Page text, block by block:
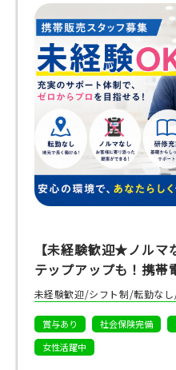
【未経験歓迎★ノルマ
テップアップも！携
未経験歓迎/シフト制/転勤な
賞与あり 社会保険完備
女性活躍中